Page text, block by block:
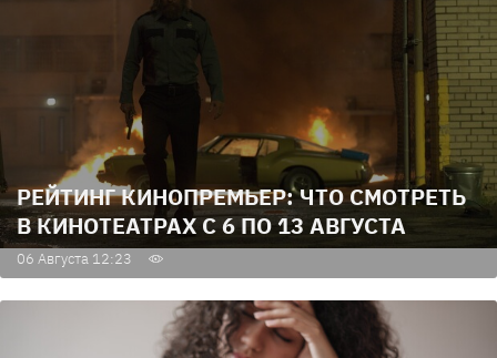
РЕЙТИНГ КИНОПРЕМЬЕР: ЧТО СМОТРЕТЬ
В КИНОТЕАТРАХ С 6 ПО 13 АВГУСТА
06 Августа 12:23